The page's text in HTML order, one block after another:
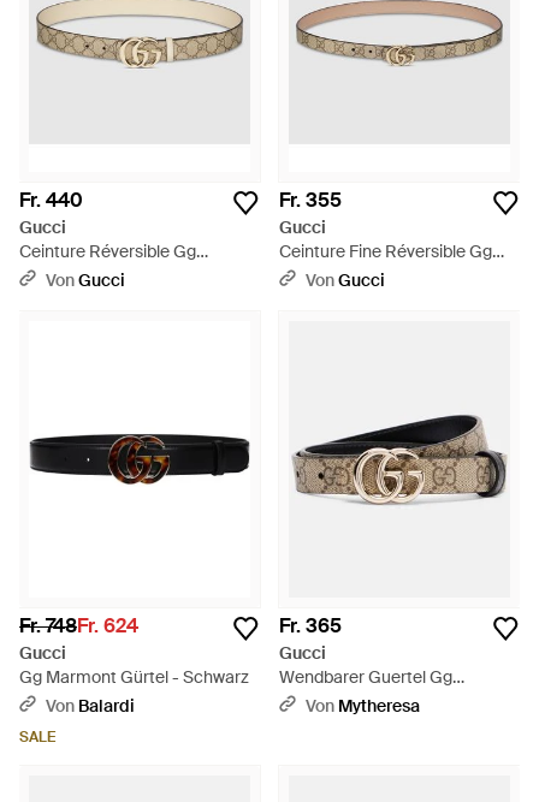
Fr. 440
Gucci
Ceinture Réversible Gg
Marmont, Taille 100 - Mettallic
VonGucci
Fr. 355
Gucci
Ceinture Fine Réversible Gg
Marmont, Taille 100 - Mettallic
VonGucci
Fr. 748Fr. 624
Gucci
Gg Marmont Gürtel - Schwarz
Von Balardi
SALE
Fr. 365
Gucci
Wendbarer Guertel Gg
Marmont - Natur
Von Mytheresa